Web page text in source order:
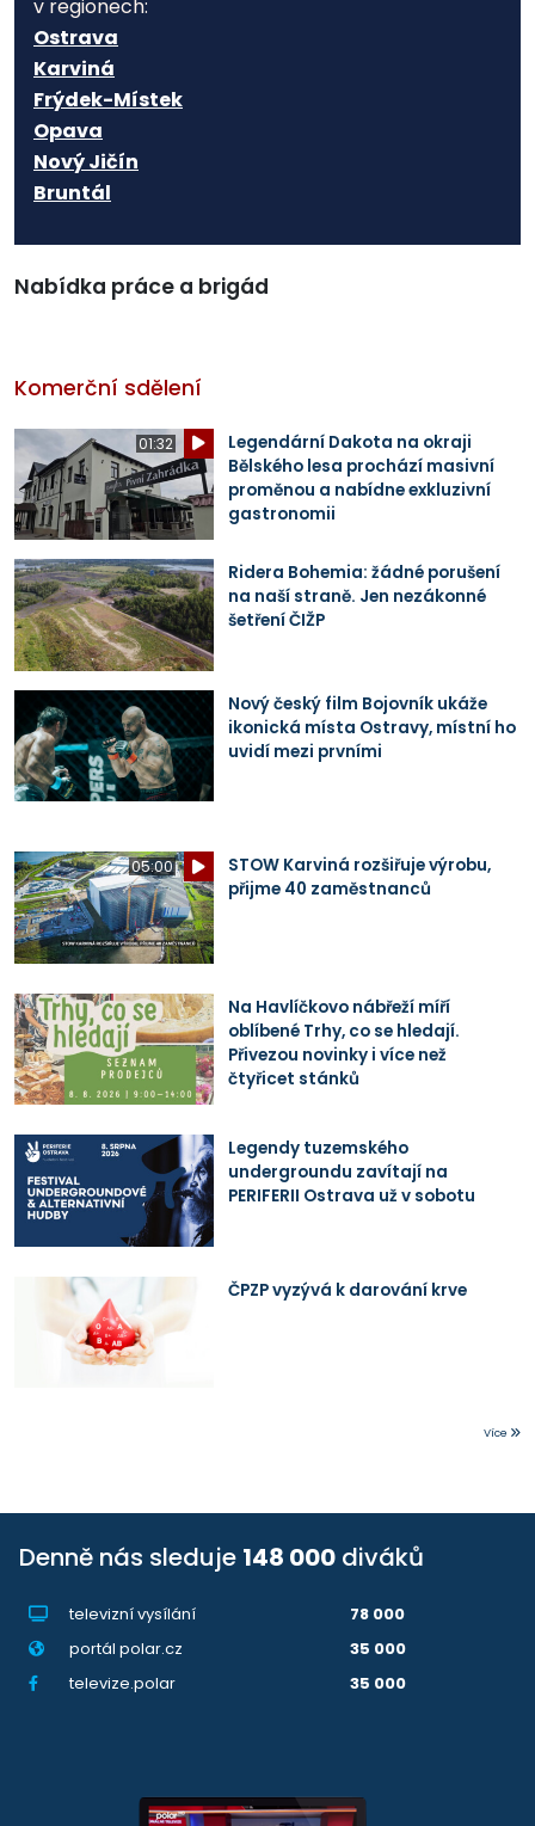
v regionech:
Ostrava
Karviná
Frýdek-Místek
Opava
Nový Jičín
Bruntál
Nabídka práce a brigád
Komerční sdělení
01:32
Legendární Dakota na okraji
Bělského lesa prochází masivní
proměnou a nabídne exkluzivní
gastronomii
Ridera Bohemia: žádné porušení
na naší straně. Jen nezákonné
šetření ČIŽP
Nový český film Bojovník ukáže
ikonická místa Ostravy, místní ho
uvidí mezi prvními
05:00
STOW Karviná rozšiřuje výrobu,
přijme 40 zaměstnanců
Na Havlíčkovo nábřeží míří
oblíbené Trhy, co se hledají.
Přivezou novinky i více než
čtyřicet stánků
Legendy tuzemského
undergroundu zavítají na
PERIFERII Ostrava už v sobotu
ČPZP vyzývá k darování krve
Více
Denně nás sleduje 148 000 diváků
televizní vysílání
78 000
portál polar.cz
35 000
televize.polar
35 000